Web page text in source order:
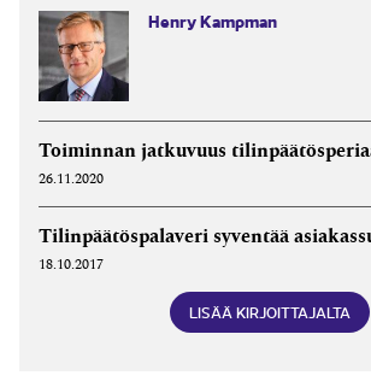
Henry Kampman
Toiminnan jatkuvuus
26.11.2020
Tilinpäätöspalaveri syventää
18.10.2017
LISÄÄ KIRJOITTAJALTA